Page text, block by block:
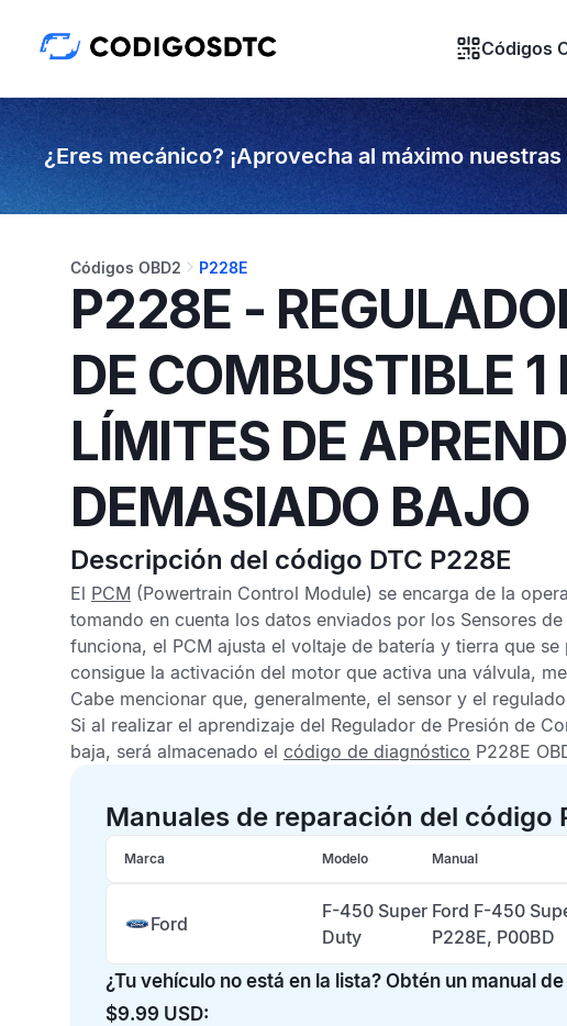
Códigos
¿Eres mecánico? ¡Aprovecha al máximo
Códigos OBD2 P228E
P228E -
DE COMBUSTIBLE 1
LÍMITES DE
DEMASIADO BAJO
Descripción del código DTC P228E
El PCM (Powertrain Control Module) se encarga de la
tomando en cuenta los datos enviados por los Sensores
funciona, el PCM ajusta el voltaje de batería y tierra que
consigue la activación del motor que activa una válvula,
Cabe mencionar que, generalmente, el sensor y el
Si al realizar el aprendizaje del Regulador de Presión de
baja, será almacenado el código de diagnóstico P228E
Manuales de reparación del código
Marca Modelo Manual
Ford
F-450 Super
Duty
Ford F-450
P228E, P00BD
¿Tu vehículo no está en la lista? Obtén un manual
$9.99 USD: